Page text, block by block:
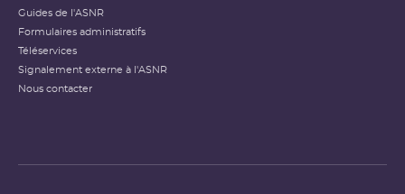
Guides de l'ASNR
Formulaires administratifs
Téléservices
Signalement externe à l'ASNR
Nous contacter